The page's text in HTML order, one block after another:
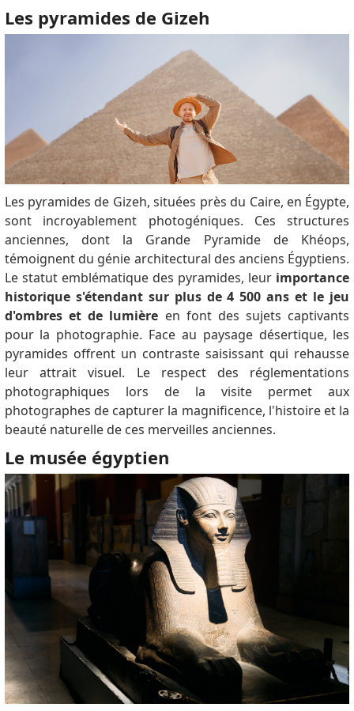
Les pyramides de Gizeh
Les pyramides de Gizeh, situées près du Caire, en Égypte,
sont incroyablement photogéniques. Ces structures
anciennes, dont la Grande Pyramide de Khéops,
témoignent du génie architectural des anciens Égyptiens.
Le statut emblématique des pyramides, leur importance
historique s'étendant sur plus de 4 500 ans et le jeu
d'ombres et de lumière en font des sujets captivants
pour la photographie. Face au paysage désertique, les
pyramides offrent un contraste saisissant qui rehausse
leur attrait visuel. Le respect des réglementations
photographiques lors de la visite permet aux
photographes de capturer la magnificence, l'histoire et la
beauté naturelle de ces merveilles anciennes.
Le musée égyptien